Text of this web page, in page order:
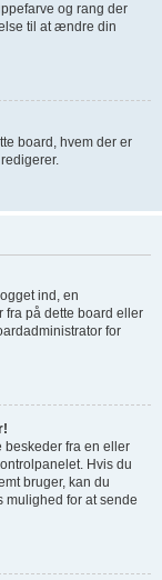
og rang der
til at ændre din
board, hvem der er
ind, en
fra på dette board eller
for
beskeder fra en eller
Hvis du
bruger, kan du
mulighed for at sende